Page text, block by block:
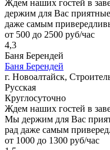
Ждем наших гостей в
держим для Вас
даже самым
от 500 до 2500 руб/час
4,3
Баня Берендей
Баня Берендей
г. Новоалтайск,
Русская
Круглосуточно
Ждем наших гостей в
Мы держим для Вас
рад даже самым
от 1000 до 1300 руб/час